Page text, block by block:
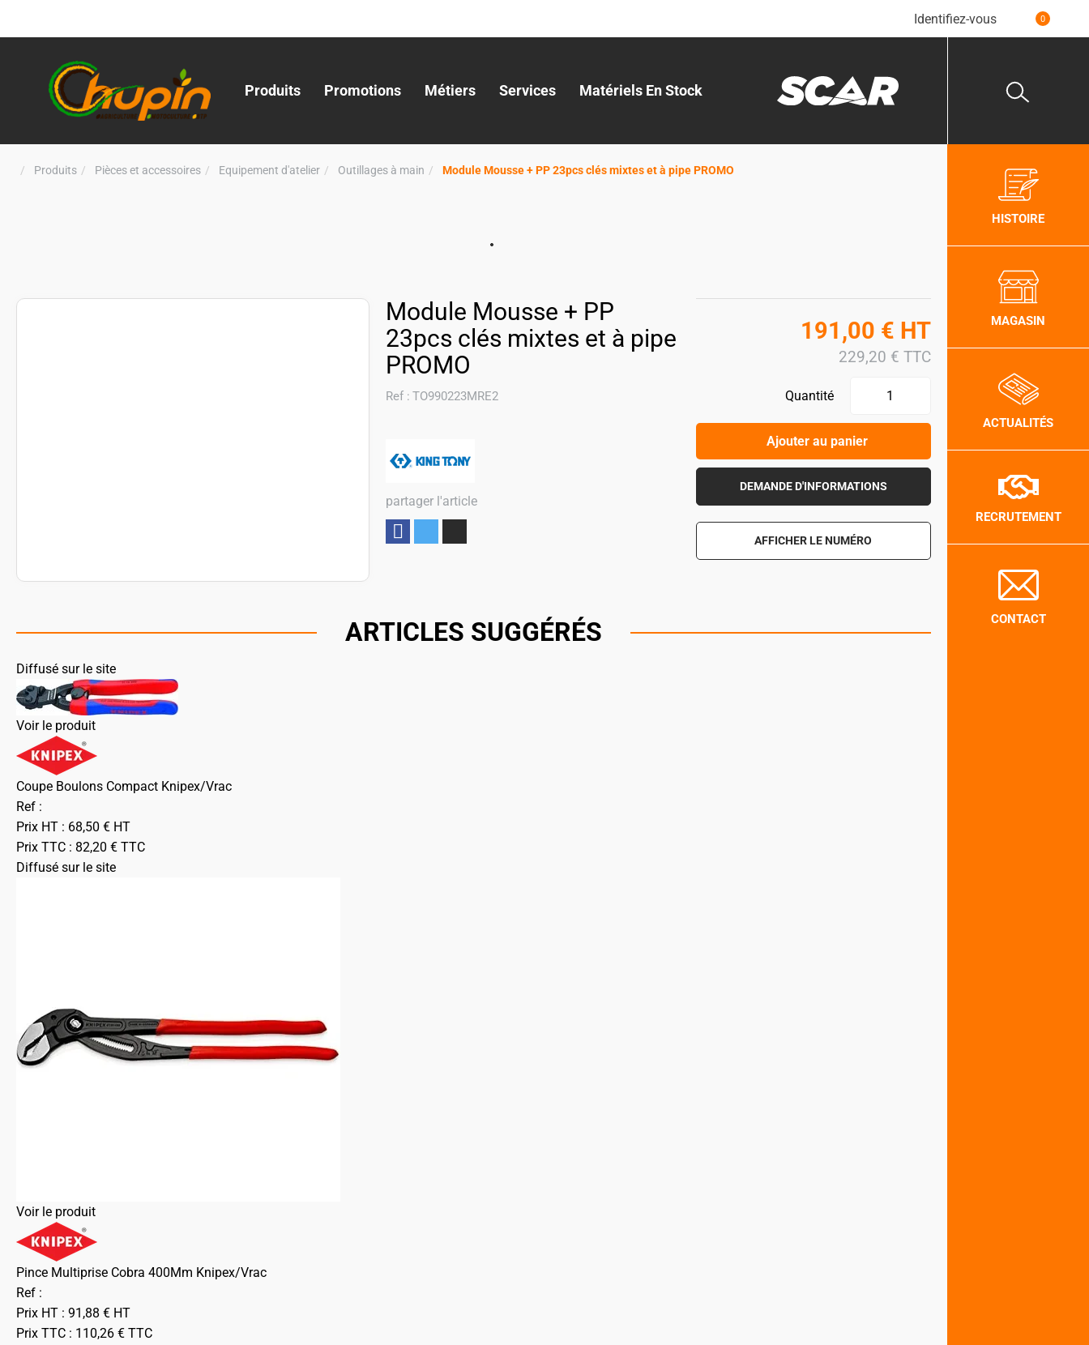
Identifiez-vous 0
Produits Promotions Métiers Services Matériels En Stock
Produits Pièces et accessoires Equipement d'atelier Outillages à main Module Mousse + PP 23pcs clés mixtes et à pipe PROMO
Module Mousse + PP
23pcs clés mixtes et à pipe
PROMO
Ref : TO990223MRE2
partager l'article
191,00 € HT
229,20 € TTC
Quantité
Ajouter au panier
DEMANDE D'INFORMATIONS
AFFICHER LE NUMÉRO
ARTICLES SUGGÉRÉS
Diffusé sur le site
Voir le produit
Coupe Boulons Compact Knipex/Vrac
Ref :
Prix HT : 68,50 € HT
Prix TTC : 82,20 € TTC
Diffusé sur le site
Voir le produit
Pince Multiprise Cobra 400Mm Knipex/Vrac
Ref :
Prix HT : 91,88 € HT
Prix TTC : 110,26 € TTC
HISTOIRE
MAGASIN
ACTUALITÉS
RECRUTEMENT
CONTACT